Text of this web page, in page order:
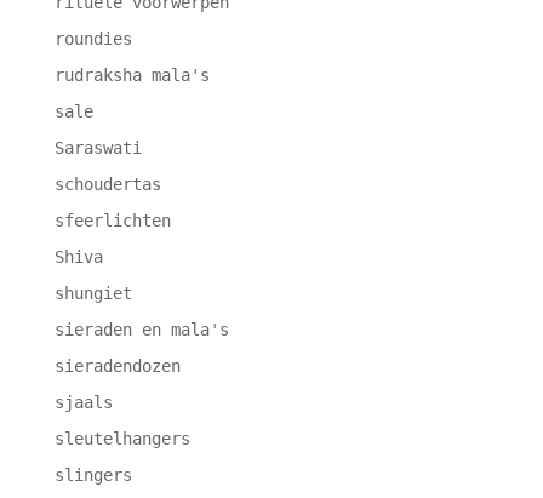
roundies
rudraksha mala's
sale
Saraswati
schoudertas
sfeerlichten
Shiva
shungiet
sieraden en mala's
sieradendozen
sjaals
sleutelhangers
slingers